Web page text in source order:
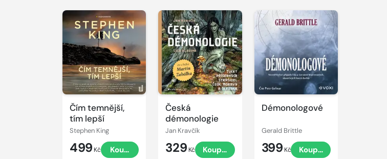
Čím temnější,
tím lepší
Stephen King
499 Kč Koupit
Přehrát
ukázku
Česká
démonologie
Jan Kravčík
329 Kč Koupit
Přehrát
ukázku
Démonologové
Gerald Brittle
399 Kč Koupit